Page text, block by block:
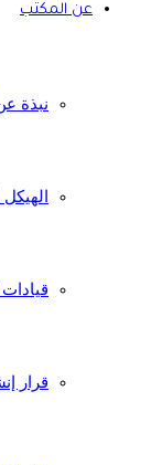
عن المكتب
نبذة
قرار